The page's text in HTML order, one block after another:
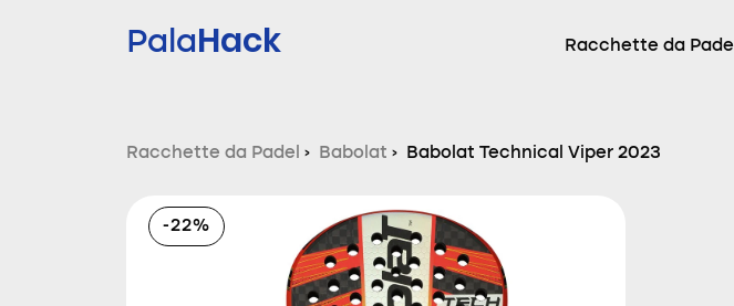
PalaHack Racchette da Padel
Racchette da Padel › Babolat › Babolat Technical Viper 2023
-22%